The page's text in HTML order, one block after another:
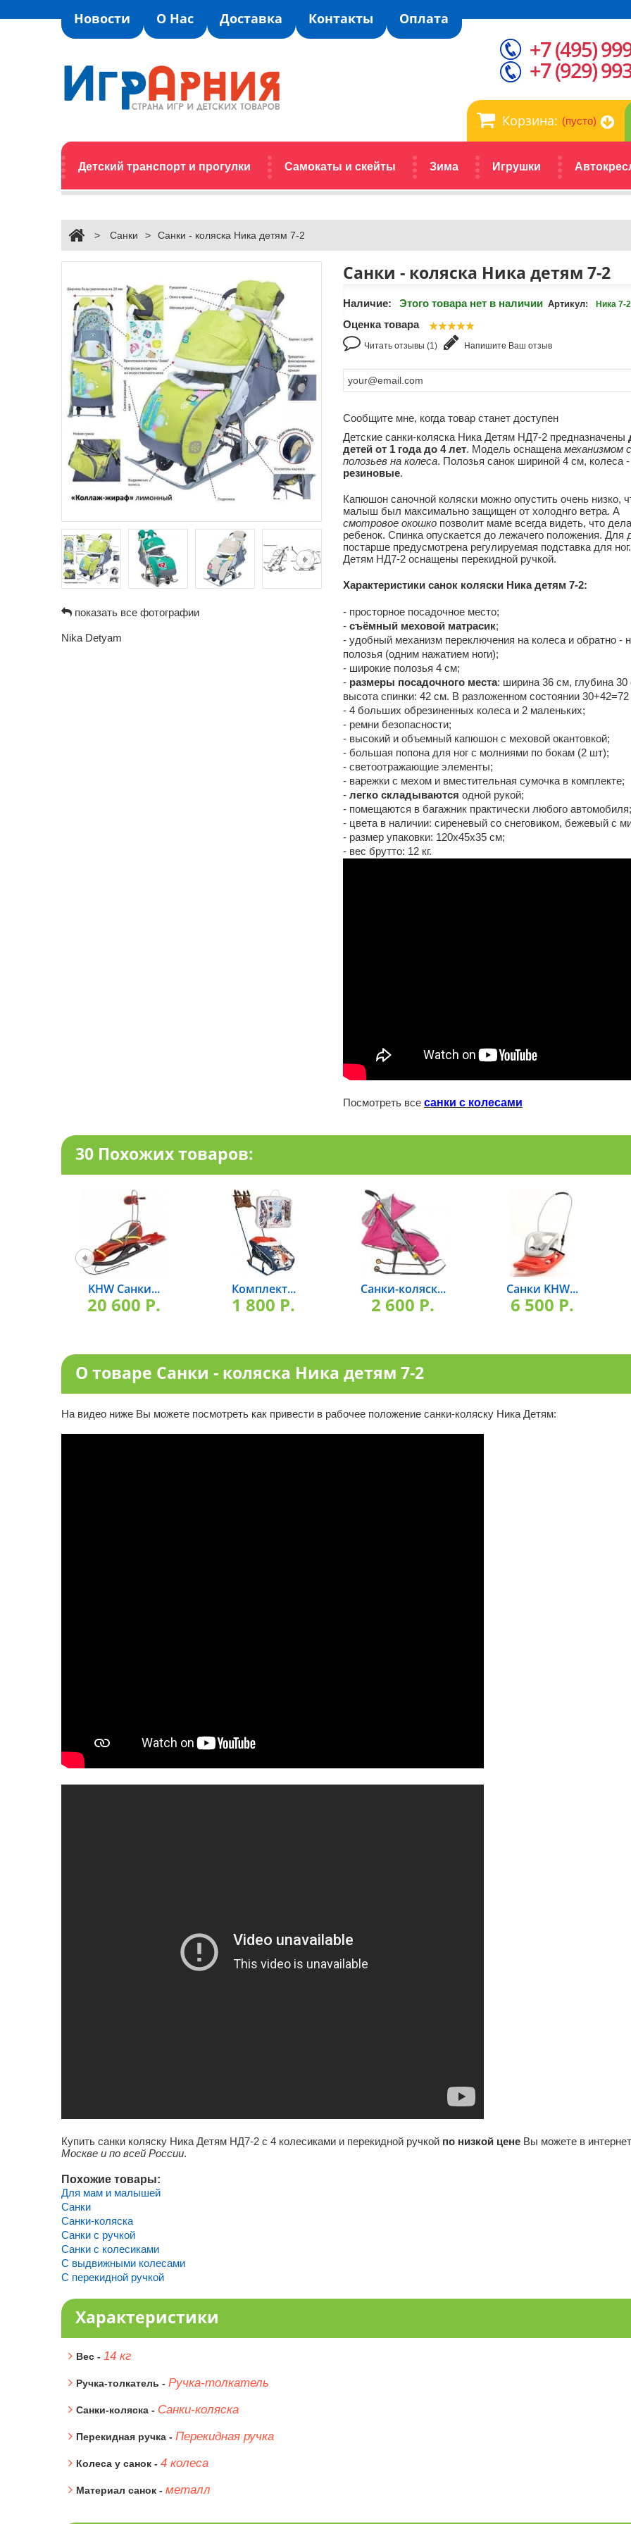
Новости О Нас Доставка Контакты Оплата
Корзина: (пусто)
Детский транспорт и прогулки Самокаты и скейты Зима Игрушки
+7 (495)
+7 (929)
> Санки > Санки - коляска Ника детям 7-2
показать все фотографии
Nika Detyam
Санки - коляска Ника детям 7-2
Наличие: Этого товара нет в наличии Артикул: Ника 7-2
Оценка товара
Читать отзывы (1) Напишите Ваш отзыв
Сообщите мне, когда товар станет доступен
Детские санки-коляска Ника Детям НД7-2 предназначены
детей от 1 года до 4 лет. Модель оснащена механизмом
полозьев на колеса. Полозья санок шириной 4 см, колеса -
резиновые.
Капюшон саночной коляски можно опустить очень низко,
малыш был максимально защищен от холоднго ветра. А
смотровое окошко позволит маме всегда видеть, что
ребенок. Спинка опускается до лежачего положения. Для
постарше предусмотрена регулируемая подставка для
Детям НД7-2 оснащены перекидной ручкой.
Характеристики санок коляски Ника детям 7-2:
- просторное посадочное место;
- съёмный меховой матрасик;
- удобный механизм переключения на колеса и обратно -
полозья (одним нажатием ноги);
- широкие полозья 4 см;
- размеры посадочного места: ширина 36 см, глубина 30
высота спинки: 42 см. В разложенном состоянии
- 4 больших обрезиненных колеса и 2 маленьких;
- ремни безопасности;
- высокий и объемный капюшон с меховой окантовкой;
- большая попона для ног с молниями по бокам (2 шт);
- светоотражающие элементы;
- варежки с мехом и вместительная сумочка в комплекте;
- легко складываются одной рукой;
- помещаются в багажник практически любого автомобиля;
- цвета в наличии: сиреневый со снеговиком, бежевый с
- размер упаковки: 120х45х35 см;
- вес брутто: 12 кг.
Посмотреть все санки с колесами
30 Похожих товаров:
KHW Санки...
20 600 P.
Комплект...
1 800 P.
Санки-коляск...
2 600 P.
Санки KHW...
6 500 P.
О товаре Санки - коляска Ника детям 7-2
На видео ниже Вы можете посмотреть как привести в рабочее положение санки-коляску Ника Детям:
Купить санки коляску Ника Детям НД7-2 с 4 колесиками и перекидной ручкой по низкой цене Вы можете в
Москве и по всей России.
Похожие товары:
Для мам и малышей
Санки
Санки-коляска
Санки с ручкой
Санки с колесиками
С выдвижными колесами
С перекидной ручкой
Характеристики
Вес - 14 кг
Ручка-толкатель - Ручка-толкатель
Санки-коляска - Санки-коляска
Перекидная ручка - Перекидная ручка
Колеса у санок - 4 колеса
Материал санок - металл